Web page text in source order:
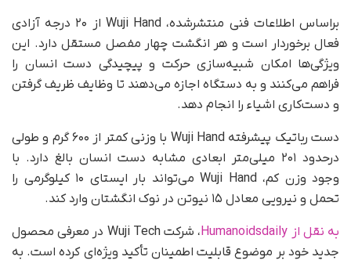
براساس اطلاعات فنی منتشرشده، Wuji Hand از ۲۰ درجه آزادی
فعال برخوردار است و هر انگشت چهار مفصل مستقل دارد. این
ویژگی‌ها امکان شبیه‌سازی حرکت و پیچیدگی دست انسان را
فراهم می‌کنند و به دستگاه اجازه می‌دهند تا وظایف ظریف گرفتن
و دست‌کاری اشیاء را انجام دهد.
دست رباتیک پیشرفته Wuji Hand با وزنی کمتر از ۶۰۰ گرم و طولی
درحدود ۲۰۱ میلی‌متر ابعادی مشابه دست انسان بالغ دارد. با
وجود وزن کم، Wuji Hand می‌تواند بار ایستای ۱۰ کیلوگرمی را
تحمل و نیرویی معادل ۱۵ نیوتن در نوک انگشتان وارد کند.
به نقل از Humanoidsdaily
، شرکت Wuji Tech در معرفی محصول
جدید خود بر موضوع قابلیت اطمینان تأکید ویژه‌ای کرده است. به